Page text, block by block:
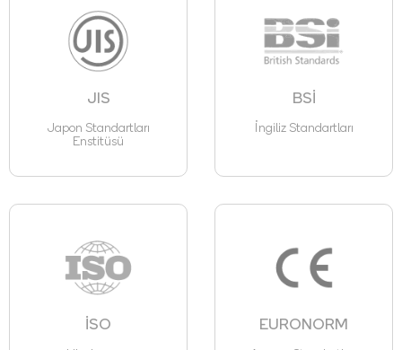
JIS
Japon Standartları
Enstitüsü
BSİ
İngiliz Standartları
İSO EURONORM